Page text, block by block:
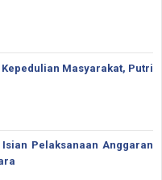
Masyarakat, Putri
Pelaksanaan Anggaran